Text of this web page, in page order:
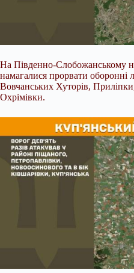
На Південно-Слобожанському
намагалися прорвати оборонні
Вовчанських Хуторів,
Охрімівки.